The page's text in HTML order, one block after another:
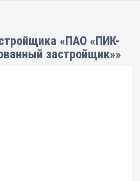
«ПАО «ПИК-
застройщик»»